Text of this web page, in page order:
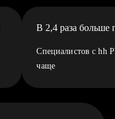
В 2,4 раза больше
Специалистов с hh
чаще